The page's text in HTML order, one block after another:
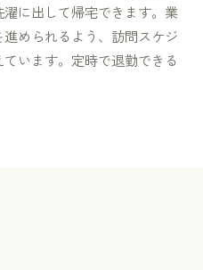
に出して帰宅できます。業
められるよう、訪問スケジ
います。定時で退勤できる